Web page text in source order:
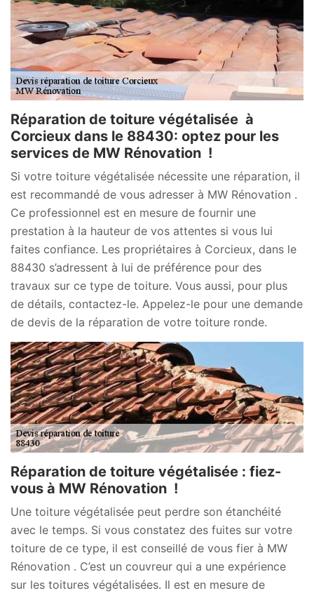
Réparation de toiture végétalisée à
Corcieux dans le 88430: optez pour les
services de MW Rénovation !
Si votre toiture végétalisée nécessite une réparation, il
est recommandé de vous adresser à MW Rénovation .
Ce professionnel est en mesure de fournir une
prestation à la hauteur de vos attentes si vous lui
faites confiance. Les propriétaires à Corcieux, dans le
88430 s’adressent à lui de préférence pour des
travaux sur ce type de toiture. Vous aussi, pour plus
de détails, contactez-le. Appelez-le pour une demande
de devis de la réparation de votre toiture ronde.
Réparation de toiture végétalisée : fiez-
vous à MW Rénovation !
Une toiture végétalisée peut perdre son étanchéité
avec le temps. Si vous constatez des fuites sur votre
toiture de ce type, il est conseillé de vous fier à MW
Rénovation . C’est un couvreur qui a une expérience
sur les toitures végétalisées. Il est en mesure de